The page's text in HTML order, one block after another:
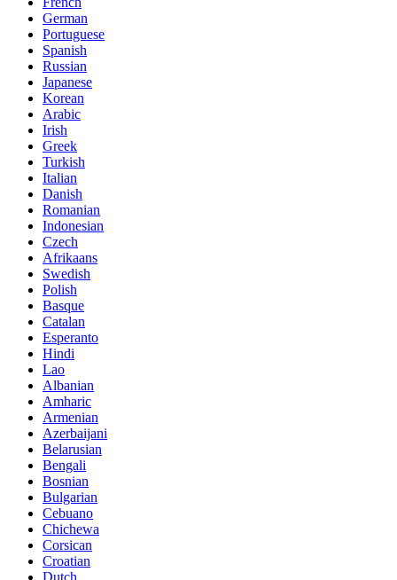
German
Portuguese
Spanish
Russian
Japanese
Korean
Arabic
Irish
Greek
Turkish
Italian
Danish
Romanian
Indonesian
Czech
Afrikaans
Swedish
Polish
Basque
Catalan
Esperanto
Hindi
Lao
Albanian
Amharic
Armenian
Azerbaijani
Belarusian
Bengali
Bosnian
Bulgarian
Cebuano
Chichewa
Corsican
Croatian